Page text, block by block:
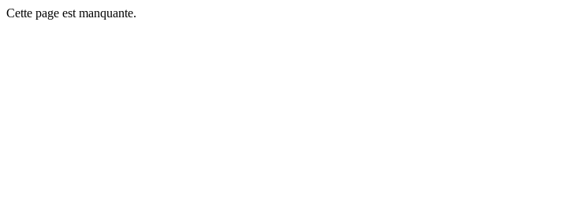
Cette page est manquante.